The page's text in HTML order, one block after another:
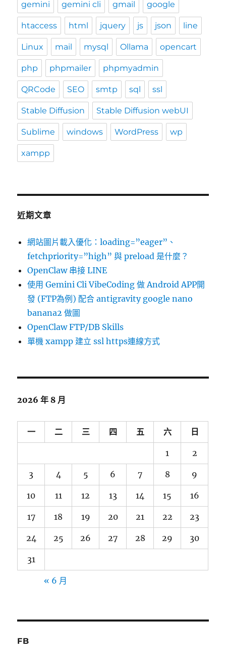
gemini gemini cli gmail google
htaccess html jquery js json line
Linux mail mysql Ollama opencart
php phpmailer phpmyadmin
QRCode SEO smtp sql ssl
Stable Diffusion Stable Diffusion webUI
Sublime windows WordPress wp
xampp
近期文章
網站圖片載入優化：loading=”eager”、
fetchpriority=”high” 與 preload 是什麼？
OpenClaw 串接 LINE
使用 Gemini Cli VibeCoding 做 Android APP開
發 (FTP為例) 配合 antigravity google nano
banana2 做圖
OpenClaw FTP/DB Skills
單機 xampp 建立 ssl https連線方式
2026 年 8 月
一 二 三 四 五 六 日
1 2
3 4 5 6 7 8 9
10 11 12 13 14 15 16
17 18 19 20 21 22 23
24 25 26 27 28 29 30
31
« 6 月
FB